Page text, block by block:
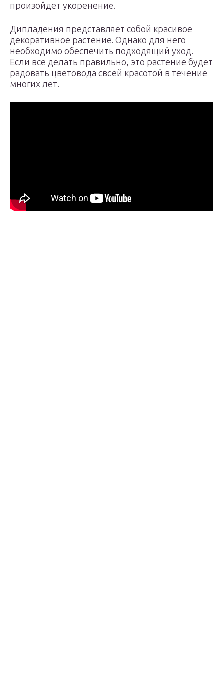
произойдет укоренение.
Дипладения представляет собой красивое
декоративное растение. Однако для него
необходимо обеспечить подходящий уход.
Если все делать правильно, это растение будет
радовать цветовода своей красотой в течение
многих лет.